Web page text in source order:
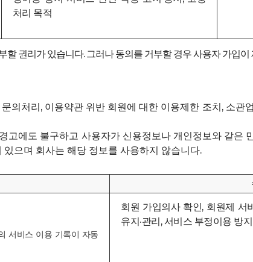
처리 목적
권리가 있습니다. 그러나 동의를 거부할 경우 사용자 가입이
의처리, 이용약관 위반 회원에 대한 이용제한 조치, 소관
에도 불구하고 사용자가 신용정보나 개인정보와 같은
으며 회사는 해당 정보를 사용하지 않습니다.
서비스 이용 기록이 자동
회원 가입의사 확인, 회원제 서
유지·관리, 서비스 부정이용 방